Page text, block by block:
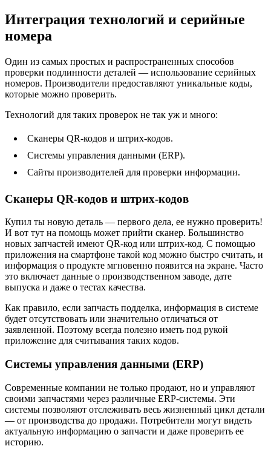
Интеграция технологий и серийные
номера
Один из самых простых и распространенных способов
проверки подлинности деталей — использование серийных
номеров. Производители предоставляют уникальные коды,
которые можно проверить.
Технологий для таких проверок не так уж и много:
Сканеры QR-кодов и штрих-кодов.
Системы управления данными (ERP).
Сайты производителей для проверки информации.
Сканеры QR-кодов и штрих-кодов
Купил ты новую деталь — первого дела, ее нужно проверить!
И вот тут на помощь может прийти сканер. Большинство
новых запчастей имеют QR-код или штрих-код. С помощью
приложения на смартфоне такой код можно быстро считать, и
информация о продукте мгновенно появится на экране. Часто
это включает данные о производственном заводе, дате
выпуска и даже о тестах качества.
Как правило, если запчасть подделка, информация в системе
будет отсутствовать или значительно отличаться от
заявленной. Поэтому всегда полезно иметь под рукой
приложение для считывания таких кодов.
Системы управления данными (ERP)
Современные компании не только продают, но и управляют
своими запчастями через различные ERP-системы. Эти
системы позволяют отслеживать весь жизненный цикл детали
— от производства до продажи. Потребители могут видеть
актуальную информацию о запчасти и даже проверить ее
историю.